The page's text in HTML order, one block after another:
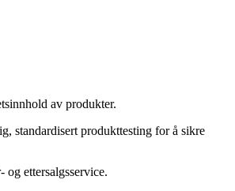
av produkter.
standardisert produkttesting for å sikre
ettersalgsservice.